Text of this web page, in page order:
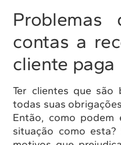
contas a
cliente paga
Ter clientes que são
todas suas
Então, como podem
situação como